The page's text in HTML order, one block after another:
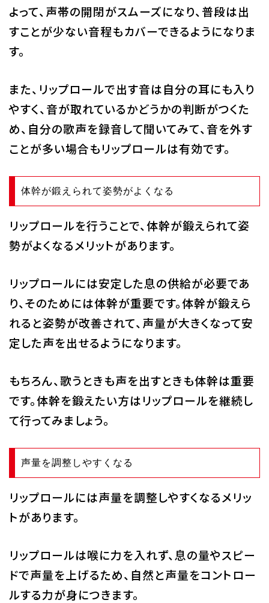
よって、声帯の開閉がスムーズになり、普段は出
すことが少ない音程もカバーできるようになりま
す。
また、リップロールで出す音は自分の耳にも入り
やすく、音が取れているかどうかの判断がつくた
め、自分の歌声を録音して聞いてみて、音を外す
ことが多い場合もリップロールは有効です。
体幹が鍛えられて姿勢がよくなる
リップロールを行うことで、体幹が鍛えられて姿
勢がよくなるメリットがあります。
リップロールには安定した息の供給が必要であ
り、そのためには体幹が重要です。体幹が鍛えら
れると姿勢が改善されて、声量が大きくなって安
定した声を出せるようになります。
もちろん、歌うときも声を出すときも体幹は重要
です。体幹を鍛えたい方はリップロールを継続し
て行ってみましょう。
声量を調整しやすくなる
リップロールには声量を調整しやすくなるメリッ
トがあります。
リップロールは喉に力を入れず、息の量やスピー
ドで声量を上げるため、自然と声量をコントロー
ルする力が身につきます。